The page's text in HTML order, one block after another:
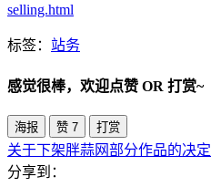
selling.html
标签： 站务
感觉很棒，欢迎点赞 OR 打赏~
海报 赞 7 打赏
关于下架胖蒜网部分作品的决定
分享到：